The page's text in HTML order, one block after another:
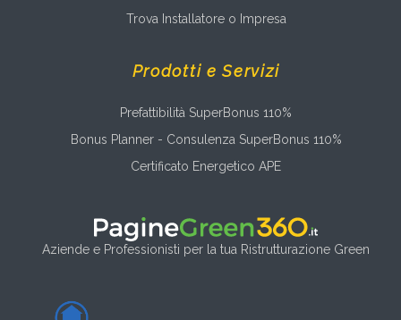
Trova Installatore o Impresa
Prodotti e Servizi
Prefattibilità SuperBonus 110%
Bonus Planner - Consulenza SuperBonus 110%
Certificato Energetico APE
Aziende e Professionisti per la tua Ristrutturazione Green